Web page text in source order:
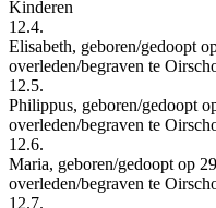
Kinderen
12.4.
Elisabeth, geboren/gedoopt
overleden/begraven te
12.5.
Philippus, geboren/gedoopt
overleden/begraven te
12.6.
Maria, geboren/gedoopt op
overleden/begraven te
12.7.